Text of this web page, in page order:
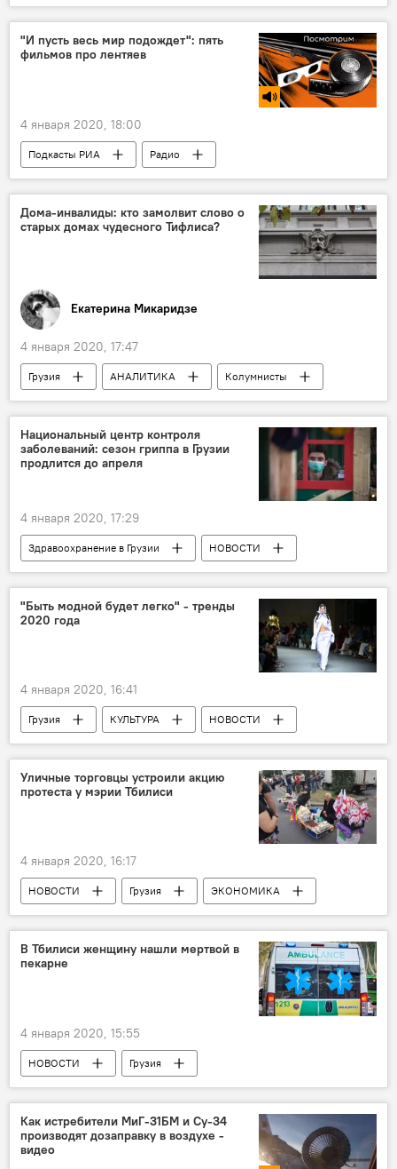
ПРОИСШЕСТВИЯ
Тбилиси Пожар
"И пусть весь мир подождет": пять
фильмов про лентяев
4 января 2020, 18:00
Подкасты РИА Радио
Дома-инвалиды: кто замолвит слово о
старых домах чудесного Тифлиса?
Екатерина Микаридзе
4 января 2020, 17:47
Грузия АНАЛИТИКА
Колумнисты
Прогулки по Тифлису
Тбилиси
Национальный центр контроля
заболеваний: сезон гриппа в Грузии
продлится до апреля
4 января 2020, 17:29
Здравоохранение в Грузии
НОВОСТИ
Грузия
ОБЩЕСТВО
Грипп
Амиран Гамкрелидзе
"Быть модной будет легко" - тренды
2020 года
4 января 2020, 16:41
Грузия КУЛЬТУРА
НОВОСТИ
Мода
Уличные торговцы устроили акцию
протеста у мэрии Тбилиси
4 января 2020, 16:17
НОВОСТИ Грузия
ЭКОНОМИКА
ОБЩЕСТВО
Тбилиси
Уличные торговцы
Акции
В Тбилиси женщину нашли мертвой в
пекарне
4 января 2020, 15:55
НОВОСТИ
Грузия
ПРОИСШЕСТВИЯ
Тбилиси
Отравление газом
Rustavi2 – Рустави 2 грузинское онлайн ТВ
Как истребители МиГ-31БМ и Су-34
производят дозаправку в воздухе -
видео